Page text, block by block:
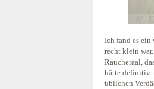
Ich fand es ein
recht klein
Räucheraal,
hätte definitiv
üblichen